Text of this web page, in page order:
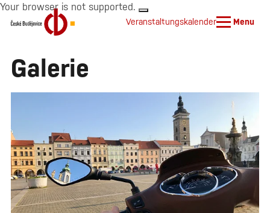
Your browser is not supported.
Veranstaltungskalender Menu
Galerie